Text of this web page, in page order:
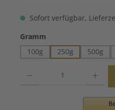
Sofort verfügbar,
Gramm
100g
250g 500g